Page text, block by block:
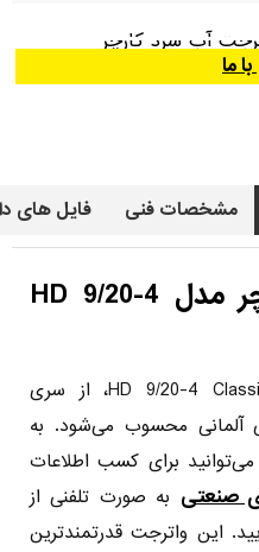
آب سرد کارچر
ما
مشخصات فنی فایل های
واترجت صنعتی کارچر مدل HD 9/20-4
واترجت صنعتی کارچر مدل HD 9/20-4 Classic، از سری
آلمانی محسوب می‌شود. به
برای کسب اطلاعات
صنعتی به صورت تلفنی از
این واترجت قدرتمندترین